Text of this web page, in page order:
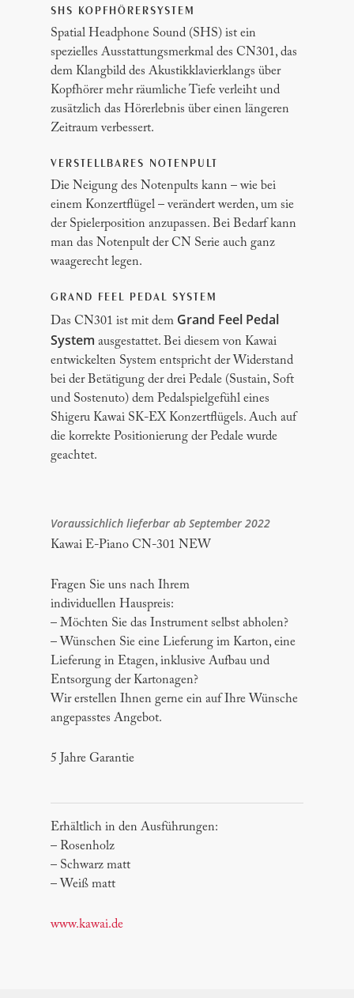
SHS KOPFHÖRERSYSTEM
Spatial Headphone Sound (SHS) ist ein
spezielles Ausstattungsmerkmal des CN301, das
dem Klangbild des Akustikklavierklangs über
Kopfhörer mehr räumliche Tiefe verleiht und
zusätzlich das Hörerlebnis über einen längeren
Zeitraum verbessert.
VERSTELLBARES NOTENPULT
Die Neigung des Notenpults kann – wie bei
einem Konzertflügel – verändert werden, um sie
der Spielerposition anzupassen. Bei Bedarf kann
man das Notenpult der CN Serie auch ganz
waagerecht legen.
GRAND FEEL PEDAL SYSTEM
Das CN301 ist mit dem Grand Feel Pedal
System ausgestattet. Bei diesem von Kawai
entwickelten System entspricht der Widerstand
bei der Betätigung der drei Pedale (Sustain, Soft
und Sostenuto) dem Pedalspielgefühl eines
Shigeru Kawai SK-EX Konzertflügels. Auch auf
die korrekte Positionierung der Pedale wurde
geachtet.
Voraussichlich lieferbar ab September 2022
Kawai E-Piano CN-301 NEW
Fragen Sie uns nach Ihrem
individuellen Hauspreis:
– Möchten Sie das Instrument selbst abholen?
– Wünschen Sie eine Lieferung im Karton, eine
Lieferung in Etagen, inklusive Aufbau und
Entsorgung der Kartonagen?
Wir erstellen Ihnen gerne ein auf Ihre Wünsche
angepasstes Angebot.
5 Jahre Garantie
Erhältlich in den Ausführungen:
– Rosenholz
– Schwarz matt
– Weiß matt
www.kawai.de